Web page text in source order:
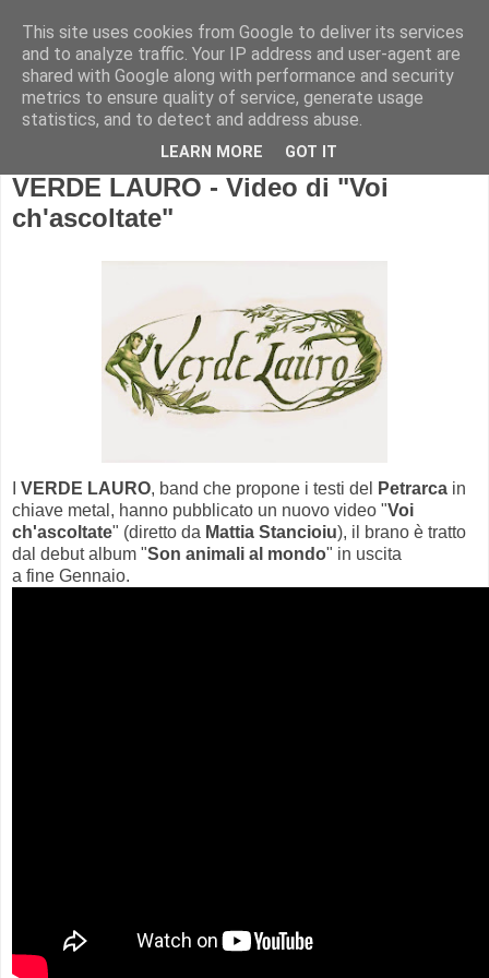
VERDE LAURO - Video di "Voi
ch'ascoltate"
VERDE LAURO, band che propone i testi del Petrarca in
chiave metal, hanno pubblicato un nuovo video "Voi
ch'ascoltate" (diretto da Mattia Stancioiu), il brano è tratto
dal debut album "Son animali al mondo" in uscita
a fine Gennaio.
This site uses cookies from Google to deliver its services
and to analyze traffic. Your IP address and user-agent are
shared with Google along with performance and security
metrics to ensure quality of service, generate usage
statistics, and to detect and address abuse.
LEARN MORE GOT IT